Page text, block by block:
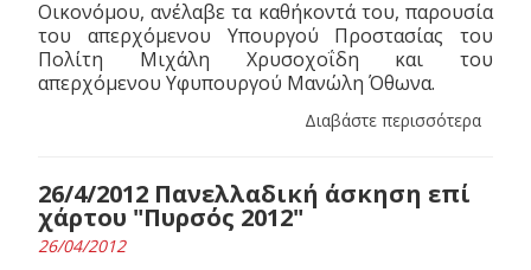
Οικονόμου, ανέλαβε τα καθήκοντά του, παρουσία
του απερχόμενου Υπουργού Προστασίας του
Πολίτη Μιχάλη Χρυσοχοΐδη και του
απερχόμενου Υφυπουργού Μανώλη Όθωνα.
Διαβάστε περισσότερα
26/4/2012 Πανελλαδική άσκηση επί
χάρτου "Πυρσός 2012"
26/04/2012